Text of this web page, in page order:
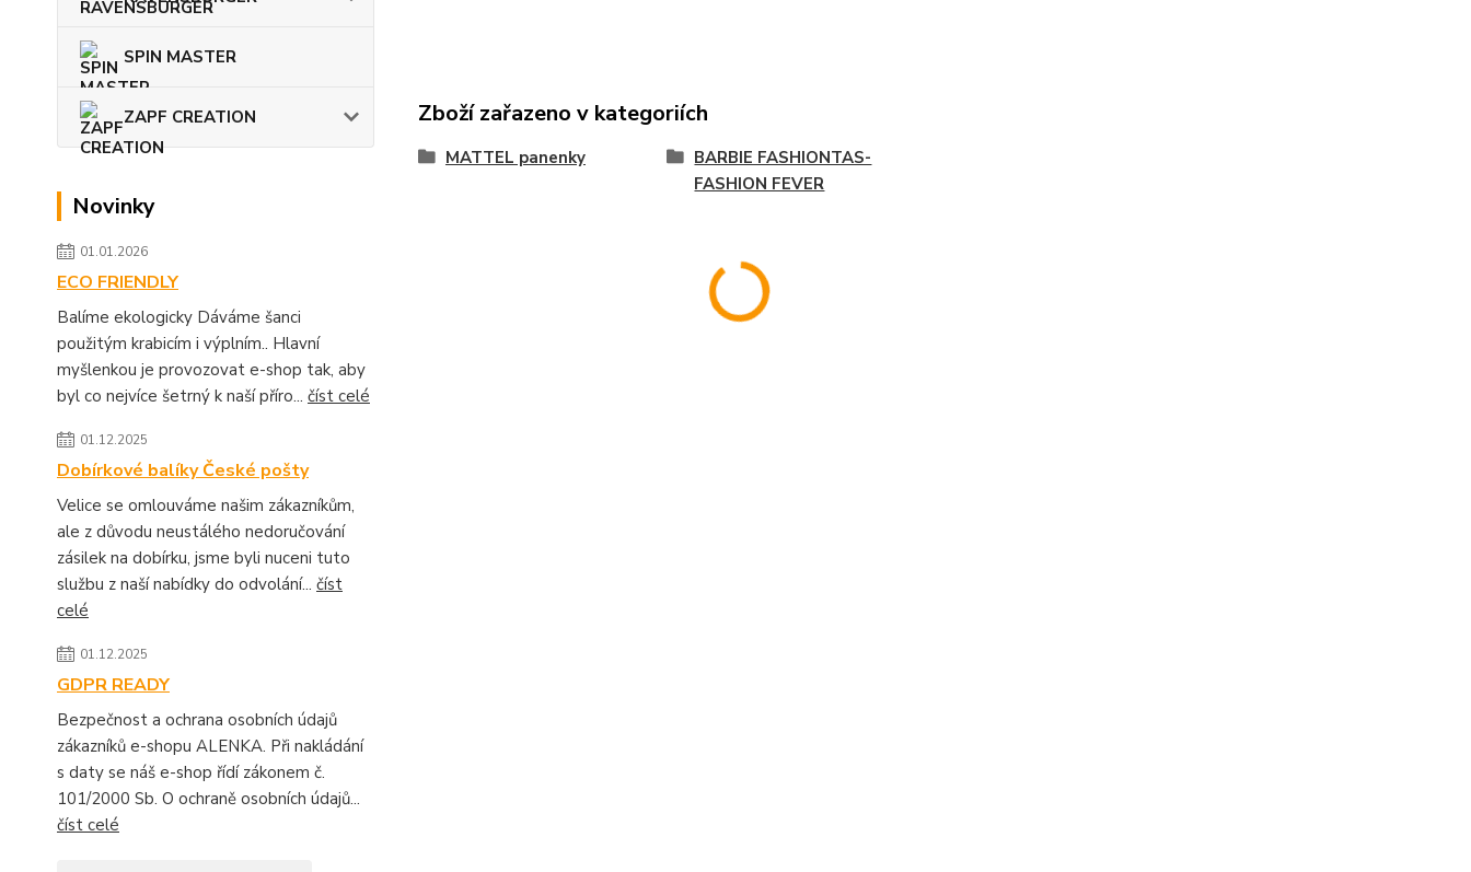
SPIN MASTER
ZAPF CREATION
Novinky
01.01.2026
ECO FRIENDLY
Balíme ekologicky Dáváme šanci
použitým krabicím i výplním.. Hlavní
myšlenkou je provozovat e-shop tak, aby
byl co nejvíce šetrný k naší příro... číst celé
01.12.2025
Dobírkové balíky České pošty
Velice se omlouváme našim zákazníkům,
ale z důvodu neustálého nedoručování
zásilek na dobírku, jsme byli nuceni tuto
službu z naší nabídky do odvolání... číst
celé
01.12.2025
GDPR READY
Bezpečnost a ochrana osobních údajů
zákazníků e-shopu ALENKA. Při nakládání
s daty se náš e-shop řídí zákonem č.
101/2000 Sb. O ochraně osobních údajů...
číst celé
Zboží zařazeno v kategoriích
MATTEL panenky
BARBIE FASHIONTAS-
FASHION FEVER